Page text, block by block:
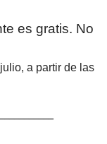
es gratis. No
a partir de las